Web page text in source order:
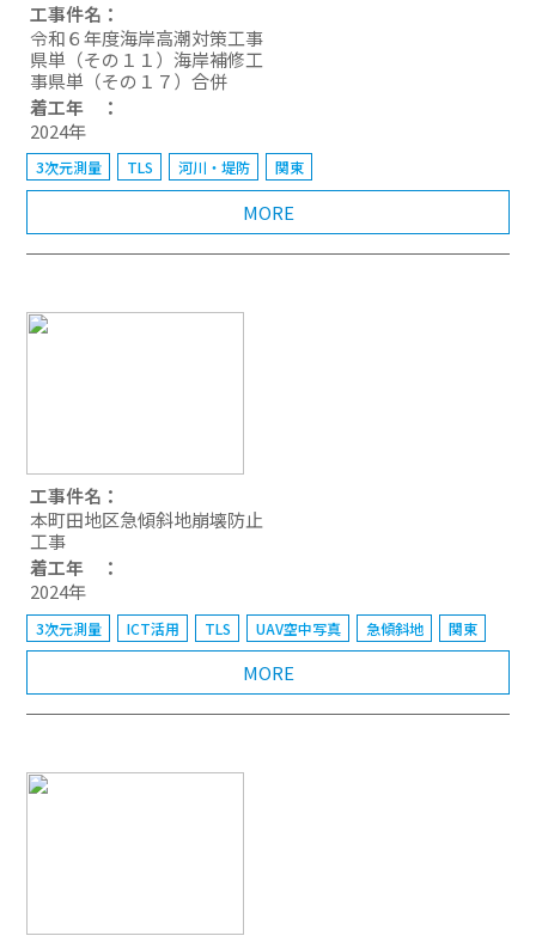
工事件名：
令和６年度海岸高潮対策工事
県単（その１１）海岸補修工
事県単（その１７）合併
着工年 ：
2024年
3次元測量 TLS 河川・堤防 関東
MORE
工事件名：
本町田地区急傾斜地崩壊防止
工事
着工年 ：
2024年
3次元測量 ICT活用 TLS UAV空中写真 急傾斜地 関東
MORE